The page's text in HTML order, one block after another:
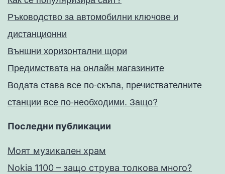
Ръководство за автомобилни ключове и
дистанционни
Външни хоризонтални щори
Предимствата на онлайн магазините
Водата става все по-скъпа, пречиствателните
станции все по-необходими. Защо?
Последни публикации
Моят музикален храм
Nokia 1100 – защо струва толкова много?